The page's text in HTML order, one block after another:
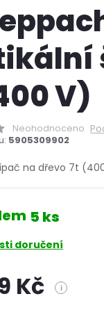
V)
Neohodnoceno
5905309902
na dřevo 7t
5 ks
doručení
Kč i